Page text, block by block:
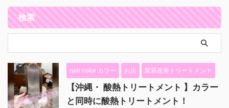
検索
hair color カラー お店 髪質改善トリートメント
【沖縄・ 酸熱トリートメント 】カラー
と同時に酸熱トリートメント！